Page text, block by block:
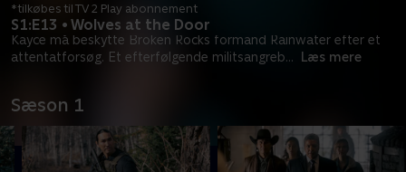
S1:E13 • Wolves at the Door
Kayce må beskytte Broken Rocks formand Rainwater efter et
attentatforsøg. Et efterfølgende militsangreb... Læs mere
*tilkøbes til TV 2 Play abonnement
Sæson 1